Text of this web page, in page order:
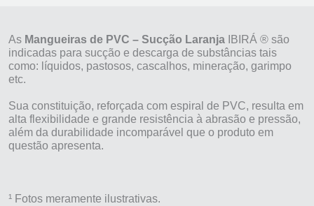
As Mangueiras de PVC – Sucção Laranja
IBIRÁ ® são
indicadas para sucção e descarga de substâncias tais
como: líquidos, pastosos, cascalhos, mineração, garimpo
etc.
Sua constituição, reforçada com espiral de PVC, resulta em
alta flexibilidade e grande resistência à abrasão e pressão,
além da durabilidade incomparável que o produto em
questão apresenta.
¹ Fotos meramente ilustrativas.